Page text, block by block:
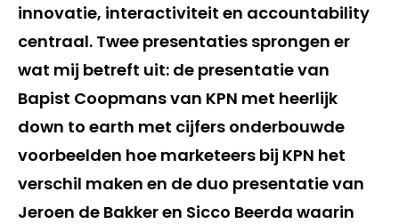
innovatie, interactiviteit en accountability
centraal. Twee presentaties sprongen er
wat mij betreft uit: de presentatie van
Bapist Coopmans van KPN met heerlijk
down to earth met cijfers onderbouwde
voorbeelden hoe marketeers bij KPN het
verschil maken en de duo presentatie van
Jeroen de Bakker en Sicco Beerda waarin